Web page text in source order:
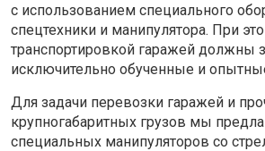
с использованием специального
спецтехники и манипулятора. При
транспортировкой гаражей должны
исключительно обученные и
Для задачи перевозки гаражей и
крупногабаритных грузов мы
специальных манипуляторов со